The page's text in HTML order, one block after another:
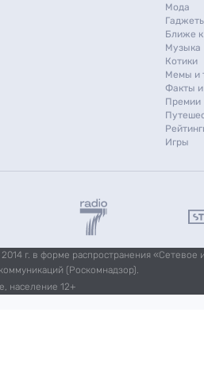
Мода
Ближе
Музыка
Котики
Мемы и
Факты и
Премии
Игры
г. в форме распространения
(Роскомнадзор).
население 12+